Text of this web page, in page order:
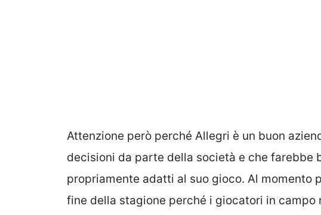
Attenzione però perché Allegri è un buon
decisioni da parte della società e che farebbe
propriamente adatti al suo gioco. Al momento
fine della stagione perché i giocatori in campo